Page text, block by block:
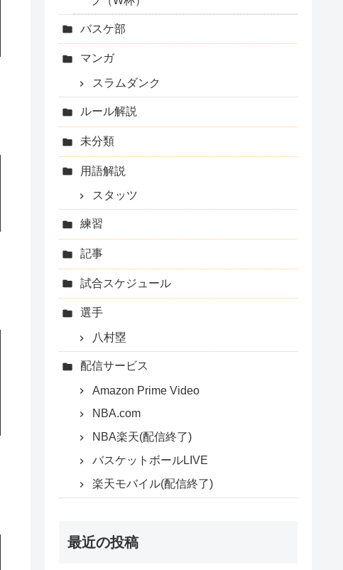
バスケ部
マンガ
スラムダンク
ルール解説
未分類
用語解説
スタッツ
練習
記事
試合スケジュール
選手
八村塁
配信サービス
Amazon Prime Video
NBA.com
NBA楽天(配信終了)
バスケットボールLIVE
楽天モバイル(配信終了)
最近の投稿